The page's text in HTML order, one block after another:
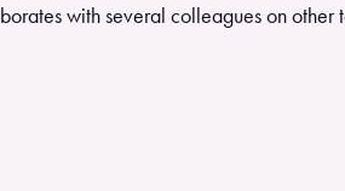
with several colleagues on other